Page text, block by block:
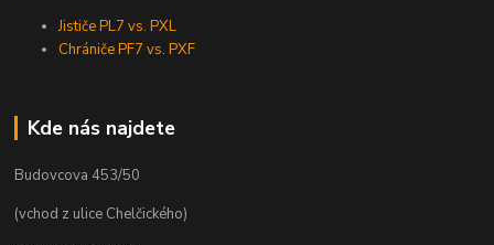
Jističe PL7 vs. PXL
Chrániče PF7 vs. PXF
Kde nás najdete
Budovcova 453/50
(vchod z ulice Chelčického)